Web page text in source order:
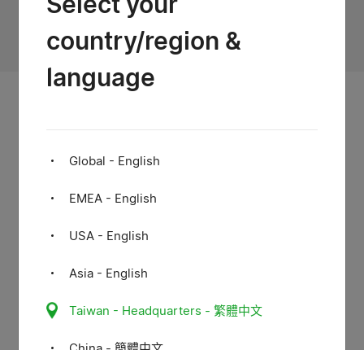
應用場域
country/region &
language
Global - English
EMEA - English
USA - English
Asia - English
Taiwan - Headquarters - 繁體中文